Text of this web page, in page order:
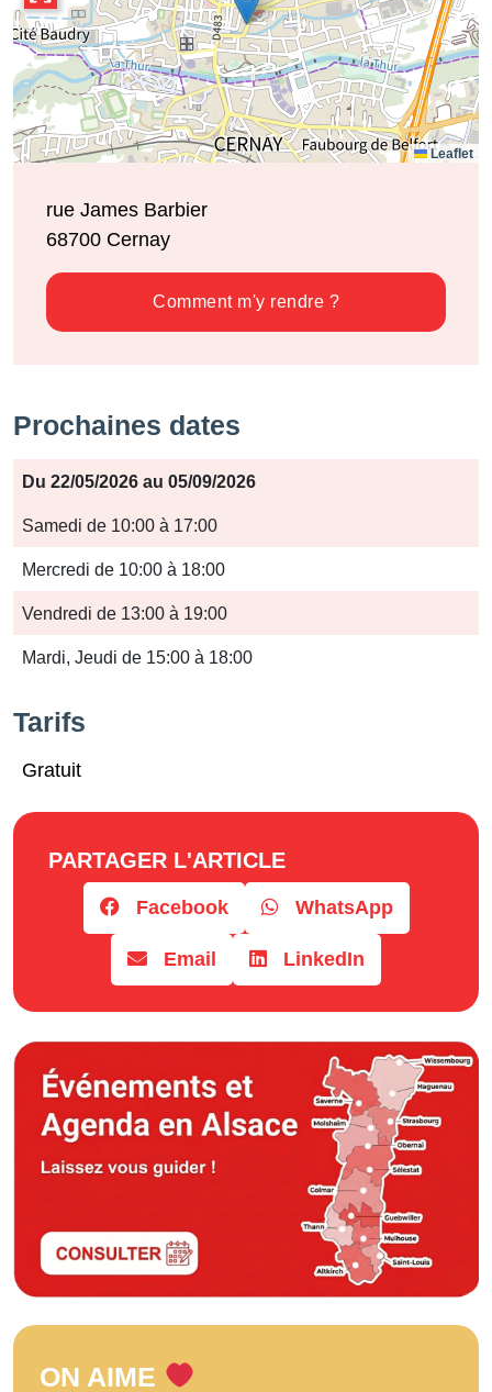
Leaflet
rue James Barbier
68700 Cernay
Comment m'y rendre ?
Prochaines dates
Période
Jours
Horaires
Du 22/05/2026 au 05/09/2026
Samedi de 10:00 à 17:00
Mercredi de 10:00 à 18:00
Vendredi de 13:00 à 19:00
Mardi, Jeudi de 15:00 à 18:00
Tarifs
Gratuit
PARTAGER L'ARTICLE
Facebook WhatsApp
Email LinkedIn
ON AIME